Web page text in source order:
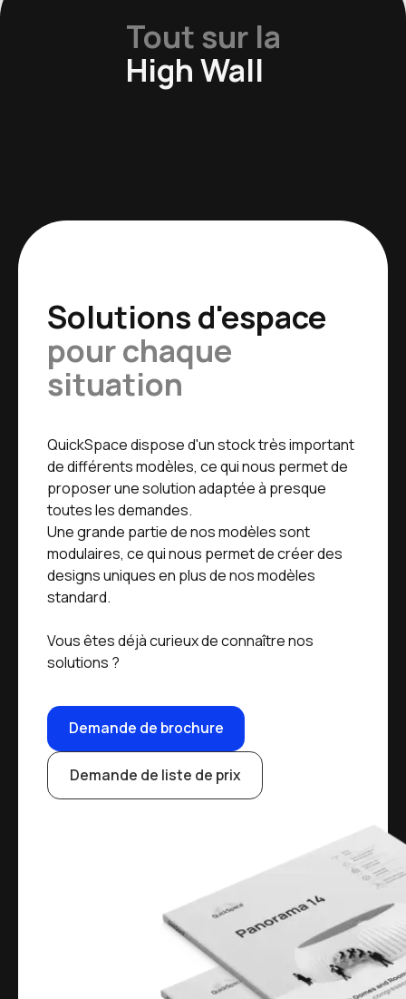
Tout sur la
High Wall
Solutions d'espace
pour chaque
situation
QuickSpace dispose d'un stock très important
de différents modèles, ce qui nous permet de
proposer une solution adaptée à presque
toutes les demandes.
Une grande partie de nos modèles sont
modulaires, ce qui nous permet de créer des
designs uniques en plus de nos modèles
standard.
Vous êtes déjà curieux de connaître nos
solutions ?
Demande de brochure
Demande de liste de prix